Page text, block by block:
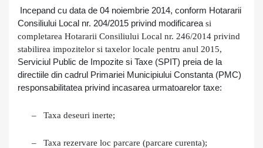
Incepand cu data de 04 noiembrie 2014, conform Hotararii
Consiliului Local nr. 204/2015 privind modificarea si
completarea Hotararii Consiliului Local nr. 246/2014 privind
stabilirea impozitelor si taxelor locale pentru anul 2015,
Serviciul Public de Impozite si Taxe (SPIT) preia de la
directiile din cadrul Primariei Municipiului Constanta (PMC)
responsabilitatea privind incasarea urmatoarelor taxe:
– Taxa deseuri inerte;
– Taxa rezervare loc parcare (parcare curenta);